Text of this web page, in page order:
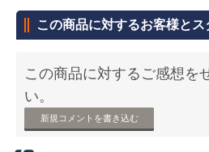
この商品に対するお客様とス
この商品に対するご感想を
い。
新規コメントを書き込む